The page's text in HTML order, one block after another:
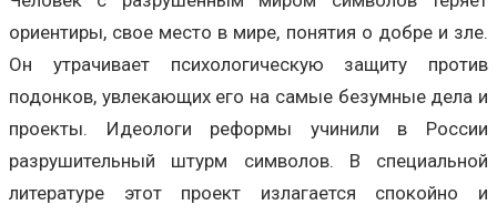
ориентиры, свое место в мире, понятия о добре и зле.
Он утрачивает психологическую защиту против
подонков, увлекающих его на самые безумные дела и
проекты. Идеологи реформы учинили в России
разрушительный штурм символов. В специальной
литературе этот проект излагается спокойно и